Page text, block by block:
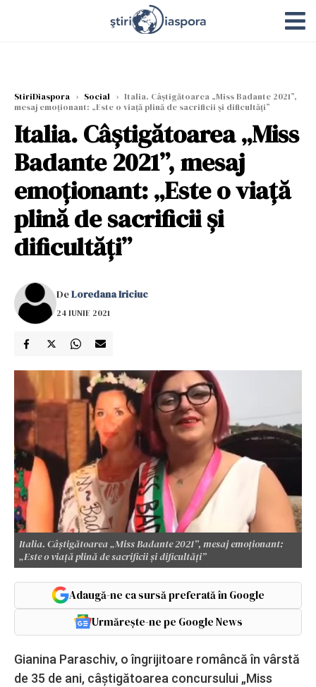
StiriDiaspora › Social › Italia. Câștigătoarea „Miss Badante 2021”,
mesaj emoționant: „Este o viață plină de sacrificii și dificultăți”
Italia. Câștigătoarea „Miss
Badante 2021”, mesaj
emoționant: „Este o viață
plină de sacrificii și
dificultăți”
DeLoredana Iriciuc
24 IUNIE 2021
Italia. Câștigătoarea „Miss Badante 2021”, mesaj emoționant:
„Este o viață plină de sacrificii și dificultăți”
Adaugă-ne ca sursă preferată în Google
Urmărește-ne pe Google News
Gianina Paraschiv, o îngrijitoare româncă în vârstă
de 35 de ani, câștigătoarea concursului „Miss